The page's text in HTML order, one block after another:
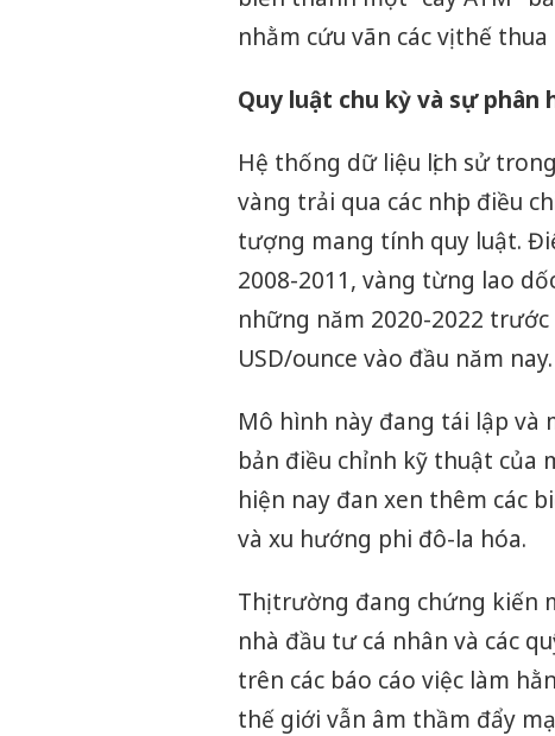
nhằm cứu vãn các vị thế thua
Quy luật chu kỳ và sự phân
Hệ thống dữ liệu lịch sử
vàng trải qua các nhịp điều
tượng mang tính quy luật.
2008-2011, vàng từng lao
những năm 2020-2022
USD/ounce vào đầu năm nay.
Mô hình này đang tái lập và
bản điều chỉnh kỹ thuật của
hiện nay đan xen thêm các
và xu hướng phi đô-la hóa.
Thị trường đang chứng kiến
nhà đầu tư cá nhân và các
trên các báo cáo việc làm
thế giới vẫn âm thầm đẩy